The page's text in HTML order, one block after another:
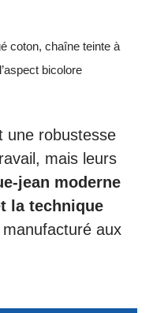
coton, chaîne teinte à
bicolore
une robustesse
mais leurs
jean moderne
la technique
aux